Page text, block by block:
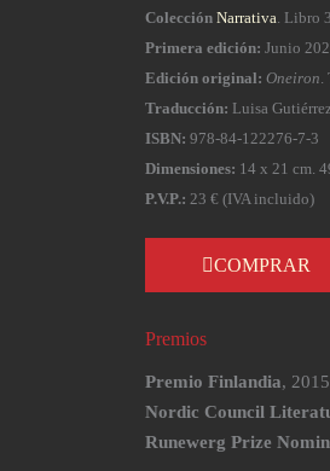
Colección Narrativa . Libro
Primera edición: Junio
Edición original: Oneiron
Traducción: Luisa
ISBN: 978-84-122276-7-3
Dimensiones: 14 x 21 cm.
P.V.P.: 23 € (IVA incluido)
COMPRAR
Premios
Premio Finlandia, 2015
Nordic Council
Runewerg Prize